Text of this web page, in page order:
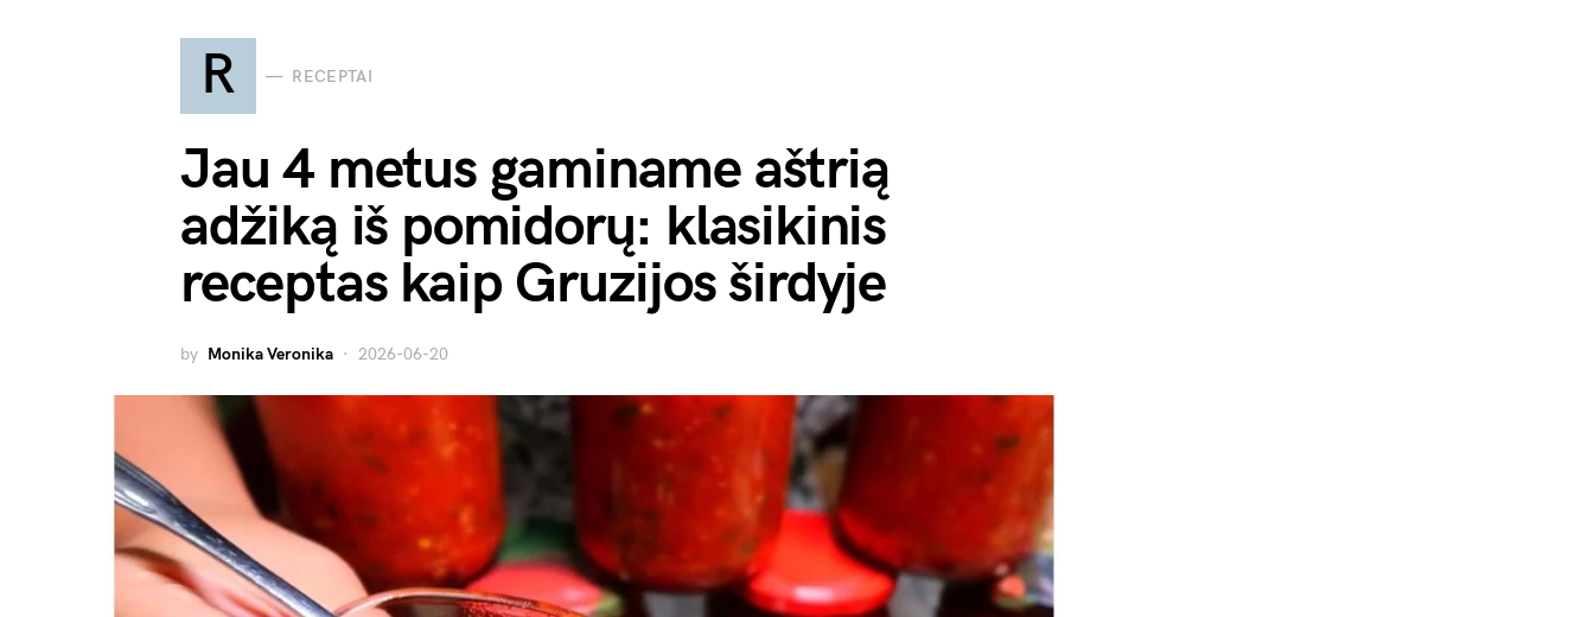
R RECEPTAI
Jau 4 metus gaminame aštrią
adžiką iš pomidorų: klasikinis
receptas kaip Gruzijos širdyje
by Monika Veronika 2026-06-20